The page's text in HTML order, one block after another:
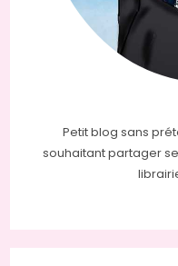
Petit blog sans
souhaitant partager